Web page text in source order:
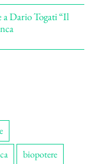
a Dario Togati “Il
biopotere